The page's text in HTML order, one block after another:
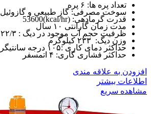
تعداد پره ها: ۶ پره
سوخت مصرفی: گاز طبیعی و گازوئیل
قدرت گرمادهی: (kcal/hr)53600
مدت زمان گارانتی ۱۰ سال
ظرفیت حجم آب موجود در دیگ : ۲۲/۳لیتر
وزن دیگ: ۲۳۳ کیلوگرم
حداکثر دمای کاری :۱۰۵ درجه سانتیگراد
حداکثر فشاری کاری: ۴ اتمسفر
افزودن به علاقه مندی
اطلاعات بیشتر
مشاهده سریع